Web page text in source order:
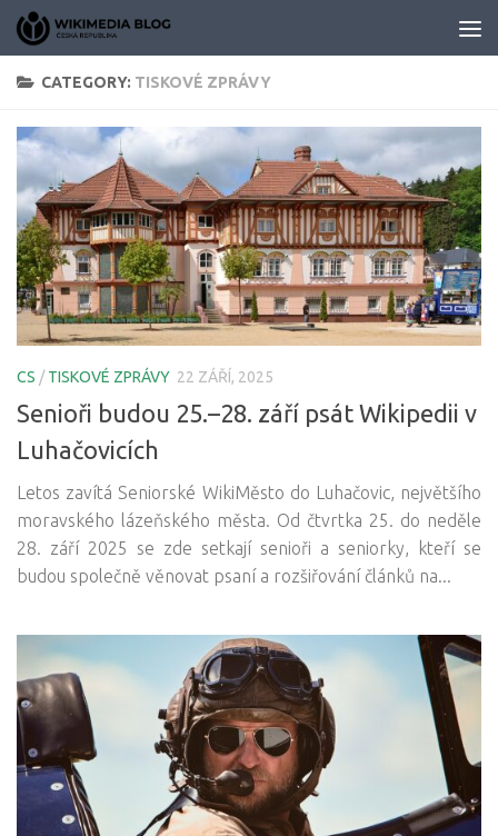
Skip to content
CATEGORY: TISKOVÉ ZPRÁVY
CS /TISKOVÉ ZPRÁVY 22 ZÁŘÍ, 2025
Senioři budou 25.–⁠28. září psát Wikipedii v
Luhačovicích
Letos zavítá Seniorské WikiMěsto do Luhačovic, největšího
moravského lázeňského města. Od čtvrtka 25. do neděle
28. září 2025 se zde setkají senioři a seniorky, kteří se
budou společně věnovat psaní a rozšiřování článků na...